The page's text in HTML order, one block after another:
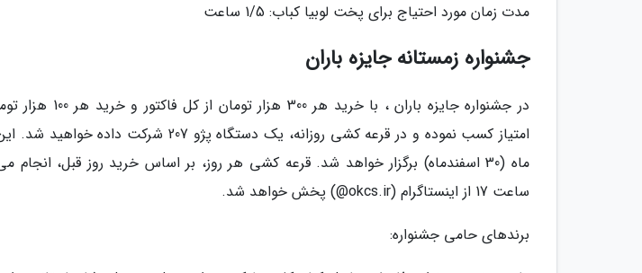
مدت زمان مورد احتیاج برای پخت لوبیا کباب: 1/5 ساعت
جشنواره زمستانه جایزه باران
ماه (30 اسفندماه) برگزار خواهد شد. قرعه کشی هر روز، بر اساس خرید روز قبل،
ساعت 17 از اینستاگرام (okcs.ir@) پخش خواهد شد.
برندهای حامی جشنواره: